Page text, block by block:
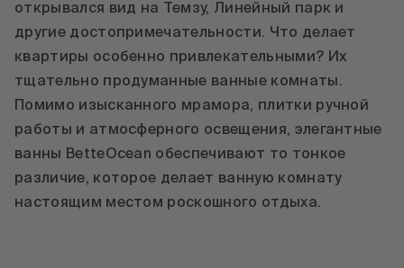
открывался вид на Темзу, Линейный парк и
другие достопримечательности. Что делает
квартиры особенно привлекательными? Их
тщательно продуманные ванные комнаты.
Помимо изысканного мрамора, плитки ручной
работы и атмосферного освещения, элегантные
ванны BetteOcean обеспечивают то тонкое
различие, которое делает ванную комнату
настоящим местом роскошного отдыха.